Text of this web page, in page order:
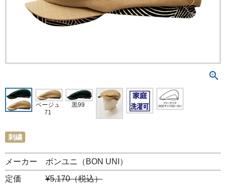
ベージュ
71
黒99
刺繍
メーカー ボンユニ（BON UNI）
定価 ¥5,170（税込）